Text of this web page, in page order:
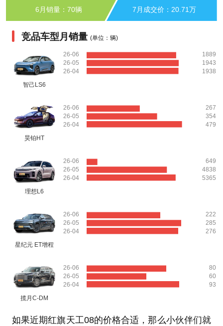
6月销量：70辆 7月成交价：20.71万
竞品车型月销量 (单位：辆)
智己LS6
26-06
26-05
26-04
1889
1943
1938
昊铂HT
26-06
26-05
26-04
267
354
479
理想L6
26-06
26-05
26-04
649
4838
5365
星纪元 ET增程
26-06
26-05
26-04
222
285
276
揽月C-DM
26-06
26-05
26-04
80
60
93
如果近期红旗天工08的价格合适，那么小伙伴们就